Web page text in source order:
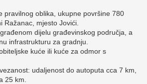
pravilnog oblika, ukupne površine 780
Ražanac, mjesto Jovići.
dijelu građevinskog područja, a
infrastrukturu za gradnju.
kuće ili kuće za odmor s
udaljenost do autoputa cca 7 km,
25 km.